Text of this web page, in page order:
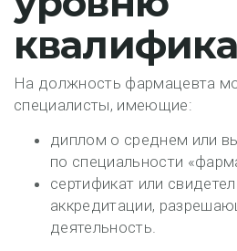
На должность фармацевта
специалисты, имеющие:
диплом о среднем или
по специальности
сертификат или
аккредитации,
деятельность.